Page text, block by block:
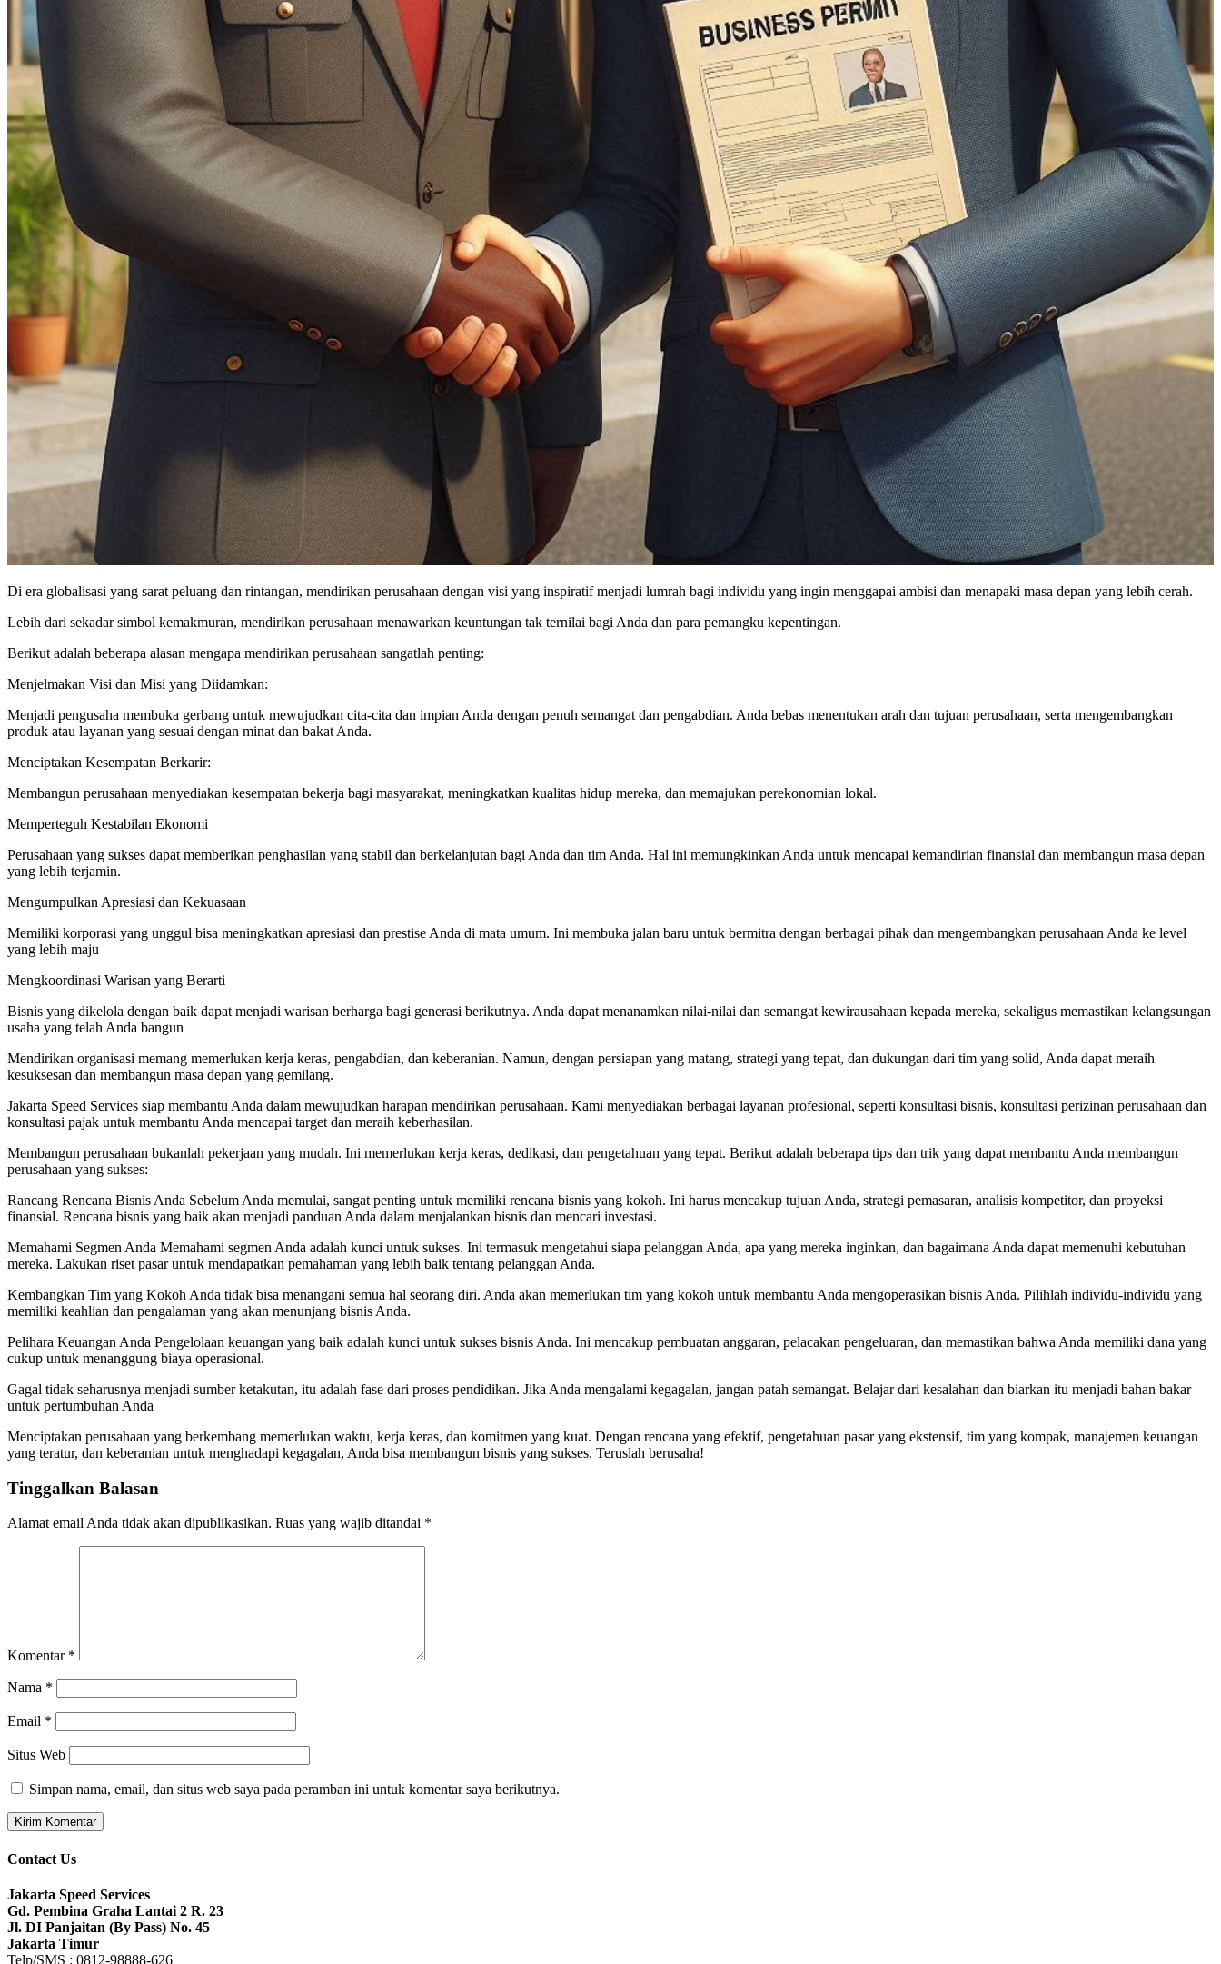
Di era globalisasi yang sarat peluang dan rintangan, mendirikan perusahaan dengan visi yang inspiratif menjadi lumrah bagi individu yang ingin menggapai ambisi dan menapaki masa depan yang lebih cerah.
Lebih dari sekadar simbol kemakmuran, mendirikan perusahaan menawarkan keuntungan tak ternilai bagi Anda dan para pemangku kepentingan.
Berikut adalah beberapa alasan mengapa mendirikan perusahaan sangatlah penting:
Menjelmakan Visi dan Misi yang Diidamkan:
Menjadi pengusaha membuka gerbang untuk mewujudkan cita-cita dan impian Anda dengan penuh semangat dan pengabdian. Anda bebas menentukan arah dan tujuan perusahaan, serta mengembangkan
produk atau layanan yang sesuai dengan minat dan bakat Anda.
Menciptakan Kesempatan Berkarir:
Membangun perusahaan menyediakan kesempatan bekerja bagi masyarakat, meningkatkan kualitas hidup mereka, dan memajukan perekonomian lokal.
Memperteguh Kestabilan Ekonomi
Perusahaan yang sukses dapat memberikan penghasilan yang stabil dan berkelanjutan bagi Anda dan tim Anda. Hal ini memungkinkan Anda untuk mencapai kemandirian finansial dan membangun masa depan
yang lebih terjamin.
Mengumpulkan Apresiasi dan Kekuasaan
Memiliki korporasi yang unggul bisa meningkatkan apresiasi dan prestise Anda di mata umum. Ini membuka jalan baru untuk bermitra dengan berbagai pihak dan mengembangkan perusahaan Anda ke level
yang lebih maju
Mengkoordinasi Warisan yang Berarti
Bisnis yang dikelola dengan baik dapat menjadi warisan berharga bagi generasi berikutnya. Anda dapat menanamkan nilai-nilai dan semangat kewirausahaan kepada mereka, sekaligus memastikan kelangsungan
usaha yang telah Anda bangun
Mendirikan organisasi memang memerlukan kerja keras, pengabdian, dan keberanian. Namun, dengan persiapan yang matang, strategi yang tepat, dan dukungan dari tim yang solid, Anda dapat meraih
kesuksesan dan membangun masa depan yang gemilang.
Jakarta Speed Services siap membantu Anda dalam mewujudkan harapan mendirikan perusahaan. Kami menyediakan berbagai layanan profesional, seperti konsultasi bisnis, konsultasi perizinan perusahaan dan
konsultasi pajak untuk membantu Anda mencapai target dan meraih keberhasilan.
Membangun perusahaan bukanlah pekerjaan yang mudah. Ini memerlukan kerja keras, dedikasi, dan pengetahuan yang tepat. Berikut adalah beberapa tips dan trik yang dapat membantu Anda membangun
perusahaan yang sukses:
Rancang Rencana Bisnis Anda Sebelum Anda memulai, sangat penting untuk memiliki rencana bisnis yang kokoh. Ini harus mencakup tujuan Anda, strategi pemasaran, analisis kompetitor, dan proyeksi
finansial. Rencana bisnis yang baik akan menjadi panduan Anda dalam menjalankan bisnis dan mencari investasi.
Memahami Segmen Anda Memahami segmen Anda adalah kunci untuk sukses. Ini termasuk mengetahui siapa pelanggan Anda, apa yang mereka inginkan, dan bagaimana Anda dapat memenuhi kebutuhan
mereka. Lakukan riset pasar untuk mendapatkan pemahaman yang lebih baik tentang pelanggan Anda.
Kembangkan Tim yang Kokoh Anda tidak bisa menangani semua hal seorang diri. Anda akan memerlukan tim yang kokoh untuk membantu Anda mengoperasikan bisnis Anda. Pilihlah individu-individu yang
memiliki keahlian dan pengalaman yang akan menunjang bisnis Anda.
Pelihara Keuangan Anda Pengelolaan keuangan yang baik adalah kunci untuk sukses bisnis Anda. Ini mencakup pembuatan anggaran, pelacakan pengeluaran, dan memastikan bahwa Anda memiliki dana yang
cukup untuk menanggung biaya operasional.
Gagal tidak seharusnya menjadi sumber ketakutan, itu adalah fase dari proses pendidikan. Jika Anda mengalami kegagalan, jangan patah semangat. Belajar dari kesalahan dan biarkan itu menjadi bahan bakar
untuk pertumbuhan Anda
Menciptakan perusahaan yang berkembang memerlukan waktu, kerja keras, dan komitmen yang kuat. Dengan rencana yang efektif, pengetahuan pasar yang ekstensif, tim yang kompak, manajemen keuangan
yang teratur, dan keberanian untuk menghadapi kegagalan, Anda bisa membangun bisnis yang sukses. Teruslah berusaha!
Tinggalkan Balasan
Alamat email Anda tidak akan dipublikasikan. Ruas yang wajib ditandai *
Komentar *
Nama *
Email *
Situs Web
Simpan nama, email, dan situs web saya pada peramban ini untuk komentar saya berikutnya.
Contact Us
Jakarta Speed Services
Gd. Pembina Graha Lantai 2 R. 23
Jl. DI Panjaitan (By Pass) No. 45
Jakarta Timur
Telp/SMS : 0812-98888-626